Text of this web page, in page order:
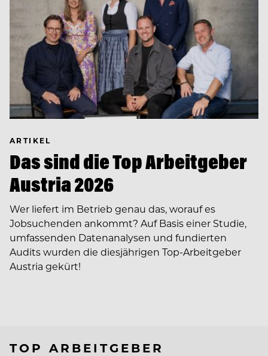
ARTIKEL
Das sind die Top Arbeitgeber
Austria 2026
Wer liefert im Betrieb genau das, worauf es
Jobsuchenden ankommt? Auf Basis einer Studie,
umfassenden Datenanalysen und fundierten
Audits wurden die diesjährigen Top-Arbeitgeber
Austria gekürt!
TOP ARBEITGEBER